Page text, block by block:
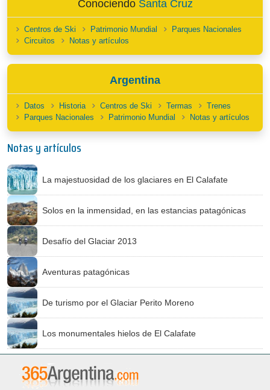
Conociendo Santa Cruz
Centros de Ski Patrimonio Mundial
Parques Nacionales
Circuitos
Notas y artículos
Argentina
Datos Historia Centros de Ski Termas
Trenes
Parques Nacionales
Patrimonio Mundial Notas y artículos
Notas y artículos
La majestuosidad de los glaciares en El Calafate
Solos en la inmensidad, en las estancias patagónicas
Desafío del Glaciar 2013
Aventuras patagónicas
De turismo por el Glaciar Perito Moreno
Los monumentales hielos de El Calafate